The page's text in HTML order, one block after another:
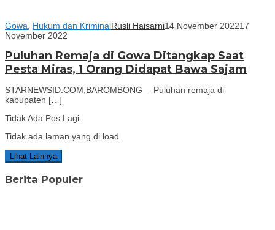
Gowa Hukum dan KriminalRusli Haisarni14 November 202217
November 2022
Puluhan Remaja di Gowa Ditangkap Saat
Pesta Miras, 1 Orang Didapat Bawa Sajam
STARNEWSID.COM,BAROMBONG— Puluhan remaja di
kabupaten […]
Tidak Ada Pos Lagi.
Tidak ada laman yang di load.
Lihat Lainnya
Berita Populer